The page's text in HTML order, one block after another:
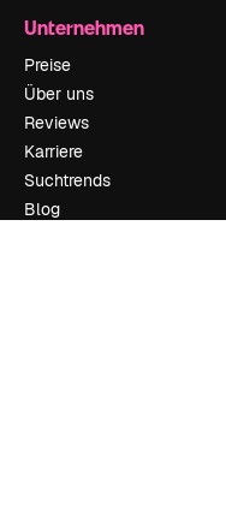
Unternehmen
Preise
Über uns
Reviews
Karriere
Suchtrends
Blog